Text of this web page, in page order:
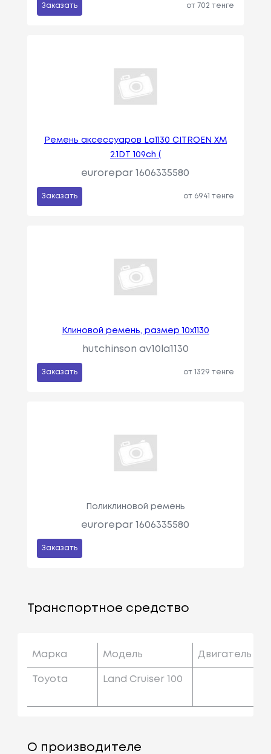
Заказать от 702 тенге
Ремень аксессуаров La1130 CITROEN XM
2.1DT 109ch (
eurorepar 1606335580
Заказать от 6941 тенге
Клиновой ремень, размер 10x1130
hutchinson av10la1130
Заказать от 1329 тенге
Поликлиновой ремень
eurorepar 1606335580
Заказать
Транспортное средство
Марка Модель Двигатель
Toyota Land Cruiser 100
О производителе